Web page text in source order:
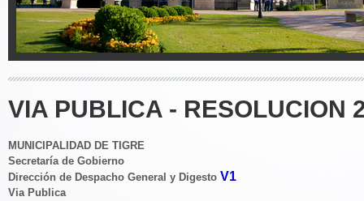
VIA PUBLICA - RESOLUCION
MUNICIPALIDAD DE TIGRE
Secretaría de Gobierno
Dirección de Despacho General y Digesto V1
Via Publica